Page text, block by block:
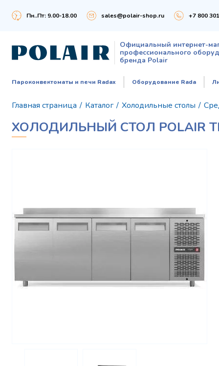
Пн..Пт: 9.00-18.00 sales@polair-shop.ru +7 800
Официальный интернет-
профессионального
бренда Polair
Пароконвектоматы и печи Radax Оборудование Rada
Главная страница / Каталог / Холодильные столы /
ХОЛОДИЛЬНЫЙ СТОЛ POLAIR